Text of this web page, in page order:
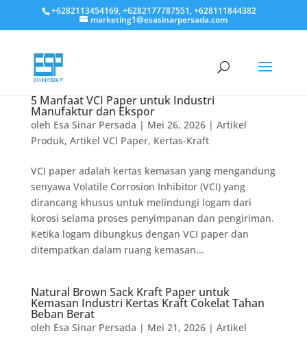
+6282113454169, +6282177787551, +628111844382
marketing1@esasinarpersada.com
5 Manfaat VCI Paper untuk Industri
Manufaktur dan Ekspor
oleh Esa Sinar Persada | Mei 26, 2026| Artikel
Produk, Artikel VCI Paper, Kertas-Kraft
VCI paper adalah kertas kemasan yang mengandung
senyawa Volatile Corrosion Inhibitor (VCI) yang
dirancang khusus untuk melindungi logam dari
korosi selama proses penyimpanan dan pengiriman.
Ketika logam dibungkus dengan VCI paper dan
ditempatkan dalam ruang kemasan...
Natural Brown Sack Kraft Paper untuk
Kemasan Industri Kertas Kraft Cokelat Tahan
Beban Berat
oleh Esa Sinar Persada | Mei 21, 2026| Artikel